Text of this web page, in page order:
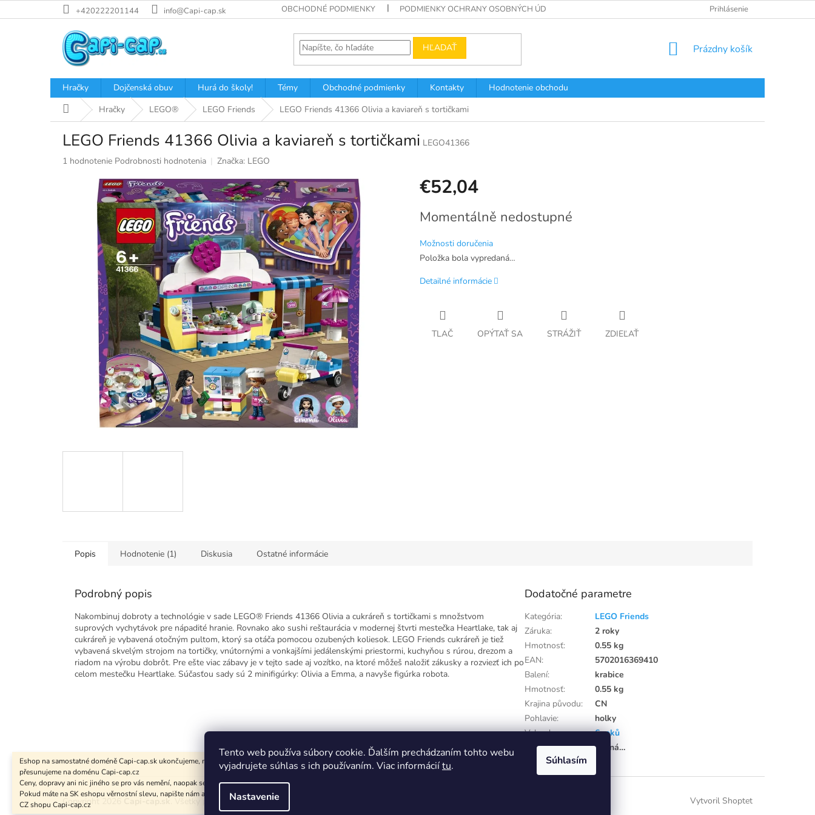
Tento web používa súbory cookie. Ďalším prechádzaním tohto webu
vyjadrujete súhlas s ich používaním. Viac informáciítu.
Nastavenie
Súhlasím
na
Eshop na samostatné doméně Capi-cap.sk ukončujeme, nákup i pro Slovensko
přesunujeme na doménu Capi-cap.cz
Ceny, dopravy ani nic jiného se pro vás nemění, naopak se rozšíří sortiment.
Pokud máte na SK eshopu věrnostní slevu, napište nám a zaktivujeme vám ji i na
CZ shopu Capi-cap.cz
+420222201144 info@Capi-cap.sk OBCHODNÉ PODMIENKY PODMIENKY OCHRANY OSOBNÝCH ÚDAJOV Prihlásenie
HĽADAŤ
NÁKUPNÝ
Prázdny košík
Hračky Dojčenská obuv Hurá do školy! Témy Obchodné podmienky Kontakty
Hodnotenie obchodu
DomovHračky LEGO® LEGO Friends LEGO Friends 41366 Olivia a kaviareň s tortičkami
LEGO Friends 41366 Olivia a kaviareň s tortičkami LEGO41366
Priemerné
hviezdičiek.
1 hodnotenie Podrobnosti hodnotenia Značka: LEGO
€52,04
cena:
Momentálně nedostupné
Možnosti doručenia
Položka bola vypredaná…
Detailné informácie
TLAČ OPÝTAŤ SA STRÁŽIŤ ZDIEĽAŤ
Popis Hodnotenie (1) Diskusia Ostatné informácie
Podrobný popis
Nakombinuj dobroty a technológie v sade LEGO® Friends 41366 Olivia a cukráreň s tortičkami s množstvom
suprových vychytávok pre nápadité hranie. Rovnako ako sushi reštaurácia v modernej štvrti mestečka Heartlake, tak aj
cukráreň je vybavená otočným pultom, ktorý sa otáča pomocou ozubených koliesok. LEGO Friends cukráreň je tiež
vybavená skvelým strojom na tortičky, vnútornými a vonkajšími jedálenskými priestormi, kuchyňou s rúrou, drezom a
riadom na výrobu dobrôt. Pre ešte viac zábavy je v tejto sade aj vozítko, na ktoré môžeš naložiť zákusky a rozviezť ich po
celom mestečku Heartlake. Súčasťou sady sú 2 minifigúrky: Olivia a Emma, a navyše figúrka robota.
Dodatočné parametre
Kategória:
LEGO Friends
Záruka:
2 roky
Hmotnosť:
0.55 kg
EAN:
5702016369410
Balení:
krabice
Hmotnosť:
0.55 kg
Krajina původu:
CN
Pohlavie:
holky
Vek od:
6 roků
Položka bola vypredaná…
Vytvoril Shoptet
Copyright 2026 Capi-cap.sk . Všetky práva vyhradené.